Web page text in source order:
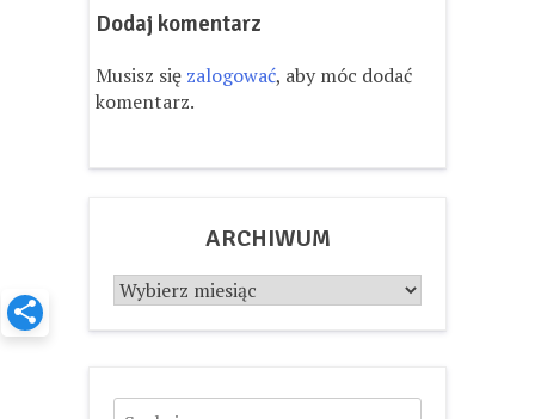
Dodaj komentarz
Musisz się zalogować, aby móc dodać
komentarz.
ARCHIWUM
Archiwum
Szukaj: